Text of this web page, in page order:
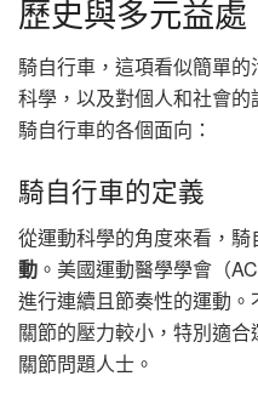
歷史與多元益處
騎自行車，這項看似簡單的
科學，以及對個人和社會
騎自行車的各個面向：
騎自行車的定義
從運動科學的角度來看，騎
動 。美國運動醫學學會（
進行連續且節奏性的運動
關節的壓力較小，特別適
關節問題人士。